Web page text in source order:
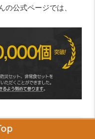
の公式ページでは、